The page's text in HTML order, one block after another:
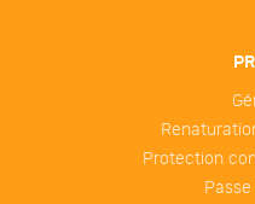
Protection